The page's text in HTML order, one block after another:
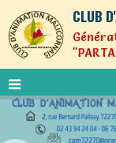
CLUB